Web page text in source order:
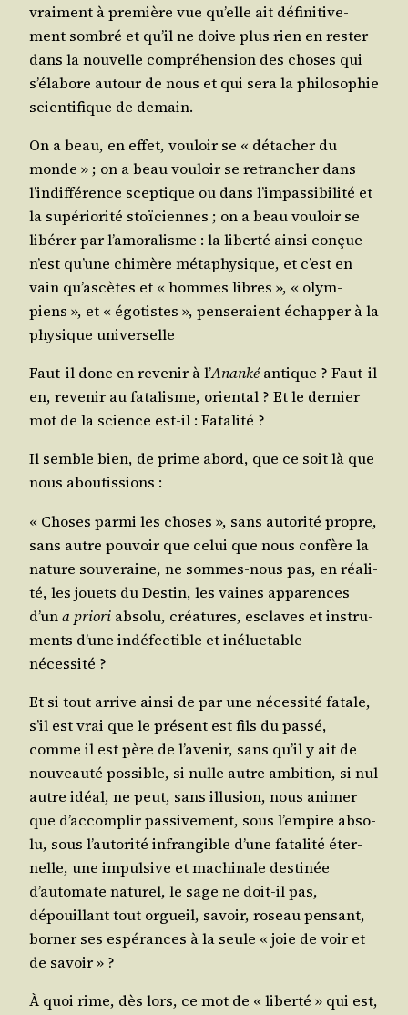
vrai­ment à pre­mière vue qu’elle ait défi­ni­ti­ve­
ment som­bré et qu’il ne doive plus rien en res­ter
dans la nou­velle com­pré­hen­sion des choses qui
s’élabore autour de nous et qui sera la phi­lo­so­phie
scien­ti­fique de demain.
On a beau, en effet, vou­loir se « déta­cher du
monde » ; on a beau vou­loir se retran­cher dans
l’indifférence scep­tique ou dans l’impassibilité et
la supé­rio­ri­té stoï­ciennes ; on a beau vou­loir se
libé­rer par l’amoralisme : la liber­té ain­si conçue
n’est qu’une chi­mère méta­phy­sique, et c’est en
vain qu’ascètes et « hommes libres », « olym­
piens », et « égo­tistes », pen­se­raient échap­per à la
phy­sique universelle
Faut-il donc en reve­nir à l’Anan­kéantique ? Faut-il
en, reve­nir au fata­lisme, orien­tal ? Et le der­nier
mot de la science est-il : Fatalité ?
Il semble bien, de prime abord, que ce soit là que
nous aboutissions :
« Choses par­mi les choses », sans auto­ri­té propre,
sans autre pou­voir que celui que nous confère la
nature sou­ve­raine, ne sommes-nous pas, en réa­li­
té, les jouets du Des­tin, les vaines appa­rences
d’una prio­ri abso­lu, créa­tures, esclaves et ins­tru­
ments d’une indé­fec­tible et iné­luc­table
nécessité ?
Et si tout arrive ain­si de par une néces­si­té fatale,
s’il est vrai que le pré­sent est fils du pas­sé,
comme il est père de l’avenir, sans qu’il y ait de
nou­veau­té pos­sible, si nulle autre ambi­tion, si nul
autre idéal, ne peut, sans illu­sion, nous ani­mer
que d’accomplir pas­si­ve­ment, sous l’empire abso­
lu, sous l’autorité infran­gible d’une fata­li­té éter­
nelle, une impul­sive et machi­nale des­ti­née
d’automate natu­rel, le sage ne doit-il pas,
dépouillant tout orgueil, savoir, roseau pen­sant,
bor­ner ses espé­rances à la seule « joie de voir et
de savoir » ?
À quoi rime, dès lors, ce mot de « liber­té » qui est,